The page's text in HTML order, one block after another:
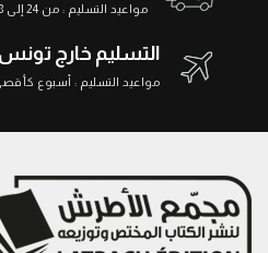
مواعيد التسليم : من 24 إلى 48 ساعة
التسليم خارج تونس
مواعيد التسليم : أسبوع